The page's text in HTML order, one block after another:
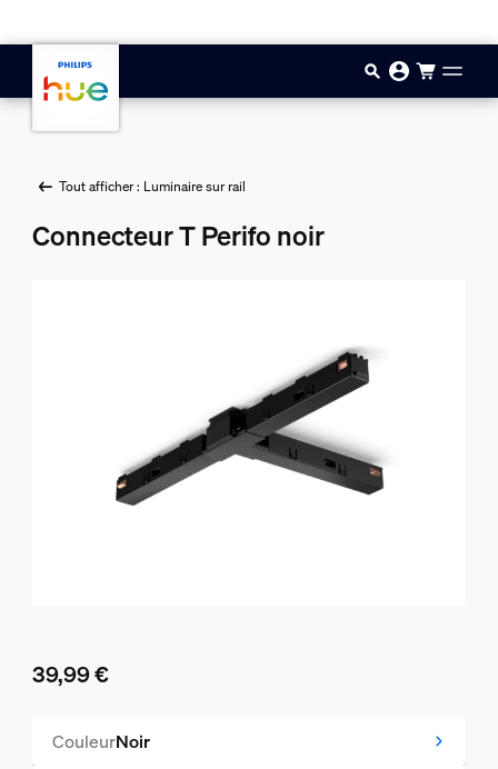
Tout afficher : Luminaire sur rail
Connecteur T Perifo noir
39,99 €
CouleurNoir